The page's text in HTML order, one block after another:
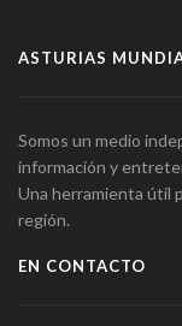
ASTURIAS
Somos un medio
información y
Una herramienta útil
región.
EN CONTACTO